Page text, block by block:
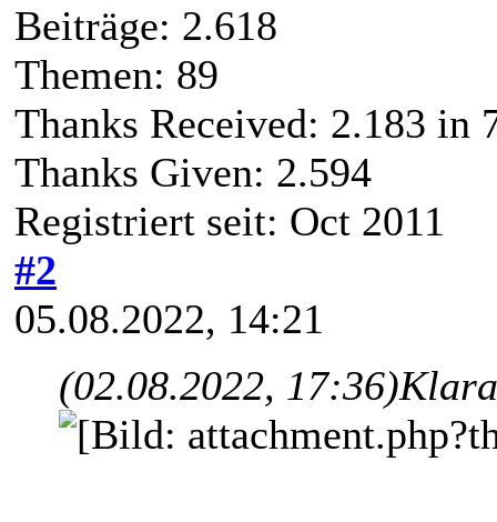
Beiträge: 2.618
Themen: 89
Thanks Received: 2.183 in
Thanks Given: 2.594
Registriert seit: Oct 2011
#2
05.08.2022, 14:21
(02.08.2022, 17:36)